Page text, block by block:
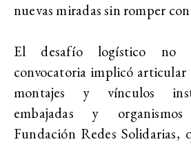
nuevas miradas sin romper
El desafío logístico no
convocatoria implicó articular
montajes y vínculos
embajadas y
Fundación Redes Solidarias,